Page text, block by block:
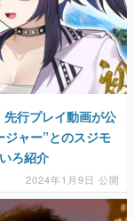
行プレイ動画が公
ャー”とのスジモ
ろ紹介
2024年1月9日 公開